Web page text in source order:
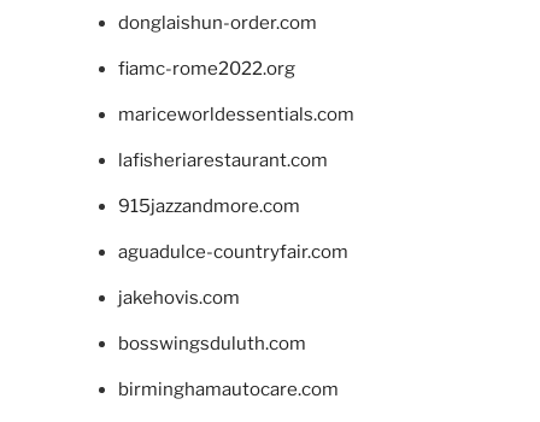
donglaishun-order.com
fiamc-rome2022.org
mariceworldessentials.com
lafisheriarestaurant.com
915jazzandmore.com
aguadulce-countryfair.com
jakehovis.com
bosswingsduluth.com
birminghamautocare.com